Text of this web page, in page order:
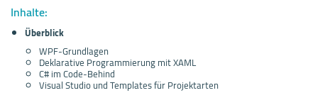
Inhalte:
Überblick
WPF-Grundlagen
Deklarative Programmierung mit XAML
C# im Code-Behind
Visual Studio und Templates für Projektarten